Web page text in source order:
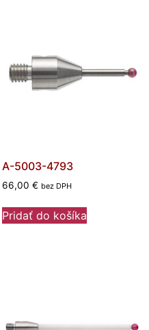
A-5003-4793
66,00 € bez DPH
Pridať do košíka